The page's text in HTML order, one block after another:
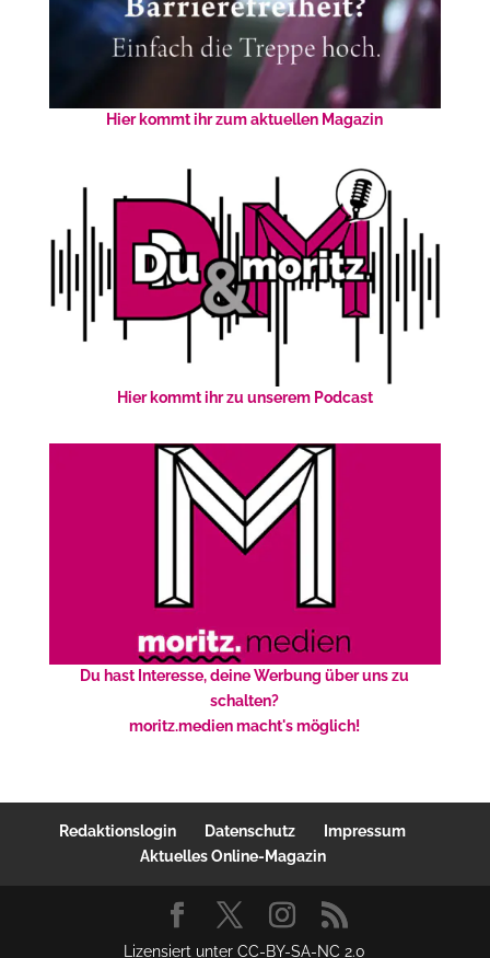
Hier kommt ihr zum aktuellen Magazin
Hier kommt ihr zu unserem Podcast
Du hast Interesse, deine Werbung über uns zu
schalten?
moritz.medien macht's möglich!
Redaktionslogin Datenschutz
Impressum
Aktuelles Online-Magazin
Lizensiert unter CC-BY-SA-NC 2.0